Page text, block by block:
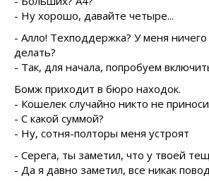
- Ну хорошо, давайте четыре...
- Алло! Техподдержка? У меня
делать?
- Так, для начала, попробуем
Бомж приходит в бюро находок.
- Кошелек случайно никто не
- С какой суммой?
- Ну, сотня-полторы меня устроят
- Серега, ты заметил, что у твоей
- Да я давно заметил, все никак